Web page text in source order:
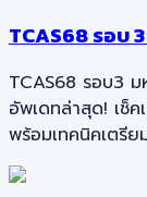
TCAS68 รอบ
TCAS68 รอบ3
อัพเดทล่าสุด! เช็
พร้อมเทคนิคเตรี